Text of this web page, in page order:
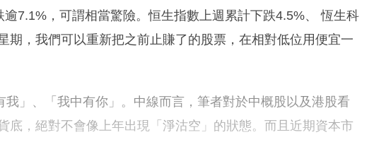
7.1%，可謂相當驚險。恒生指數上週累計下跌4.5%、 恆生科
期，我們可以重新把之前止賺了的股票，在相對低位用便宜一
」、「我中有你」。中線而言，筆者對於中概股以及港股看
底，絕對不會像上年出現「淨沽空」的狀態。而且近期資本市